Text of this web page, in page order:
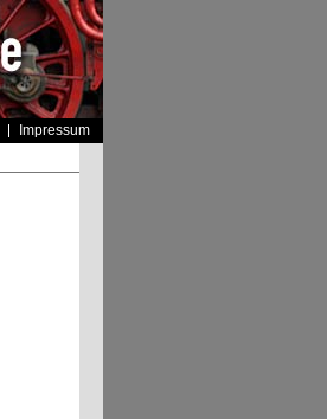
Impressum